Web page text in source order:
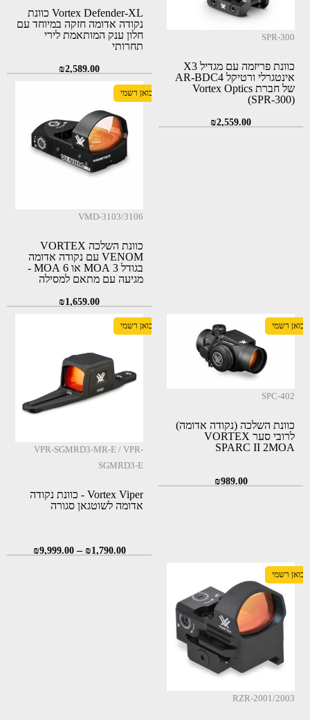
SPR-300
כוונת פריזמה עם מגדיל X3
אינטגרלי ורטיקל AR-BDC4
של חברת Vortex Optics
(SPR-300)
₪2,559.00
Vortex Defender-XL כוונת
נקודה אדומה חזקה במיוחד עם
חלון ענק המותאמת לירי
תחרותי
₪2,589.00
יבואן רשמי
VMD-3103/3106
כוונת השלכה VORTEX
VENOM עם נקודה אדומה
בגודל 3 MOA או 6 MOA -
מגיעה עם מתאם למסילה
₪1,659.00
יבואן רשמי
SPC-402
כוונת השלכה (נקודה אדומה)
לרובי סער VORTEX
SPARC II 2MOA
₪989.00
יבואן רשמי
VPR-SGMRD3-MR-E / VPR-
SGMRD3-E
Vortex Viper - כוונת נקודה
אדומה לשוטגאן סגורה
₪1,790.00
–
₪9,999.00
יבואן רשמי
RZR-2001/2003